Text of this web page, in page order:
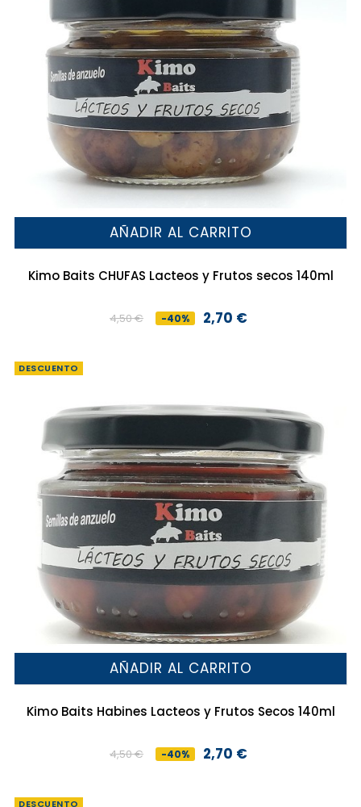
AÑADIR AL CARRITO
Kimo Baits CHUFAS Lacteos y Frutos secos 140ml
Precio
4,50 € -40%
Precio2,70 €
DESCUENTO
AÑADIR AL CARRITO
Kimo Baits Habines Lacteos y Frutos Secos 140ml
Precio
4,50 € -40%
Precio2,70 €
DESCUENTO